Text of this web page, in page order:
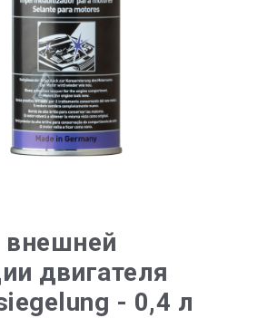
внешней
двигателя
- 0,4 л